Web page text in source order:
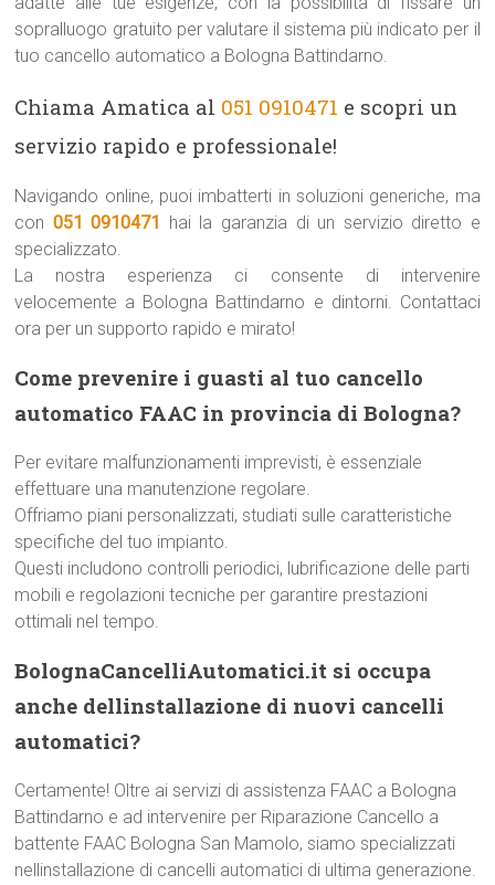
sopralluogo gratuito per valutare il sistema più indicato per il
tuo cancello automatico a Bologna Battindarno.
Chiama Amatica al 051 0910471 e scopri un
servizio rapido e professionale!
Navigando online, puoi imbatterti in soluzioni generiche, ma
con 051 0910471 hai la garanzia di un servizio diretto e
specializzato.
La nostra esperienza ci consente di intervenire
velocemente a Bologna Battindarno e dintorni. Contattaci
ora per un supporto rapido e mirato!
Come prevenire i guasti al tuo cancello
automatico FAAC in provincia di Bologna?
Per evitare malfunzionamenti imprevisti, è essenziale
effettuare una manutenzione regolare.
Offriamo piani personalizzati, studiati sulle caratteristiche
specifiche del tuo impianto.
Questi includono controlli periodici, lubrificazione delle parti
mobili e regolazioni tecniche per garantire prestazioni
ottimali nel tempo.
BolognaCancelliAutomatici.it si occupa
anche dellinstallazione di nuovi cancelli
automatici?
Certamente! Oltre ai servizi di assistenza FAAC a Bologna
Battindarno e ad intervenire per Riparazione Cancello a
battente FAAC Bologna San Mamolo, siamo specializzati
nellinstallazione di cancelli automatici di ultima generazione.